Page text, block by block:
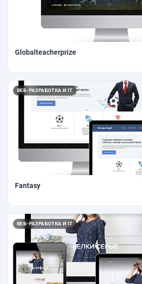
Globalteacherprize
ВЕБ-РАЗРАБОТКА И IT
Fantasy
ВЕБ-РАЗРАБОТКА И IT